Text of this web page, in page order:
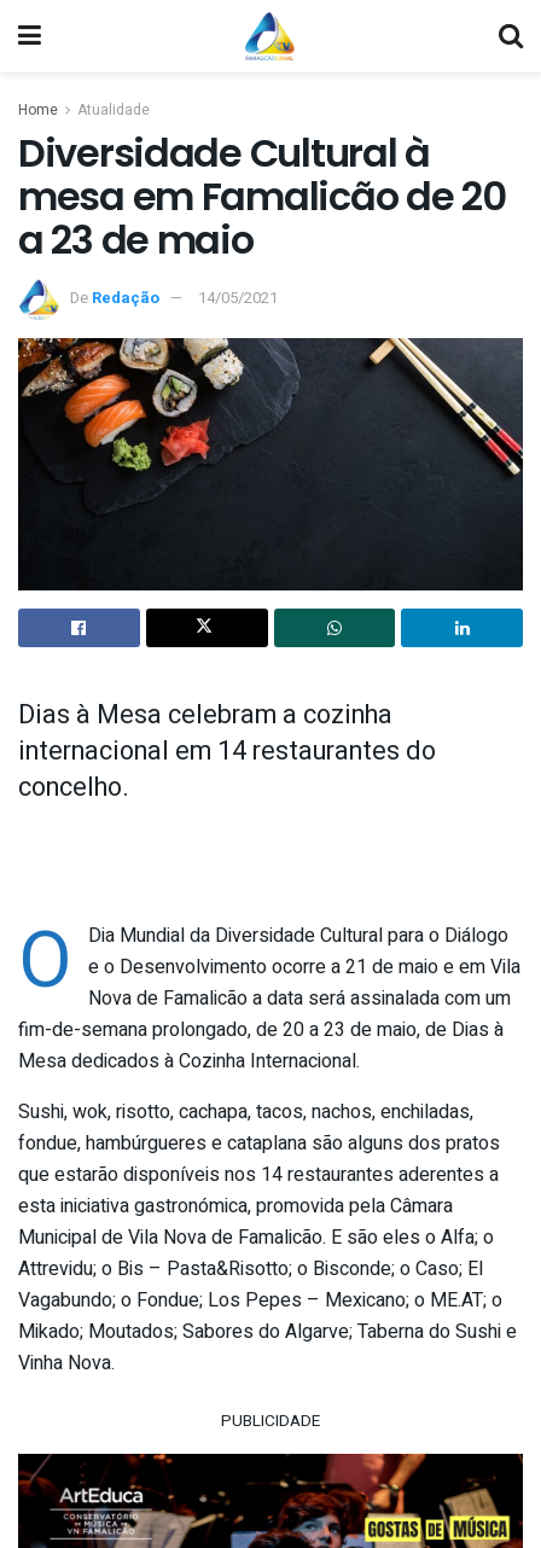
Home Atualidade
Diversidade Cultural à
mesa em Famalicão de 20
a 23 de maio
De Redação 14/05/2021
Dias à Mesa celebram a cozinha
internacional em 14 restaurantes do
concelho.
O
Dia Mundial da Diversidade Cultural para o Diálogo
e o Desenvolvimento ocorre a 21 de maio e em Vila
Nova de Famalicão a data será assinalada com um
fim-de-semana prolongado, de 20 a 23 de maio, de Dias à
Mesa dedicados à Cozinha Internacional.
Sushi, wok, risotto, cachapa, tacos, nachos, enchiladas,
fondue, hambúrgueres e cataplana são alguns dos pratos
que estarão disponíveis nos 14 restaurantes aderentes a
esta iniciativa gastronómica, promovida pela Câmara
Municipal de Vila Nova de Famalicão. E são eles o Alfa; o
Attrevidu; o Bis – Pasta&Risotto; o Bisconde; o Caso; El
Vagabundo; o Fondue; Los Pepes – Mexicano; o ME.AT; o
Mikado; Moutados; Sabores do Algarve; Taberna do Sushi e
Vinha Nova.
PUBLICIDADE